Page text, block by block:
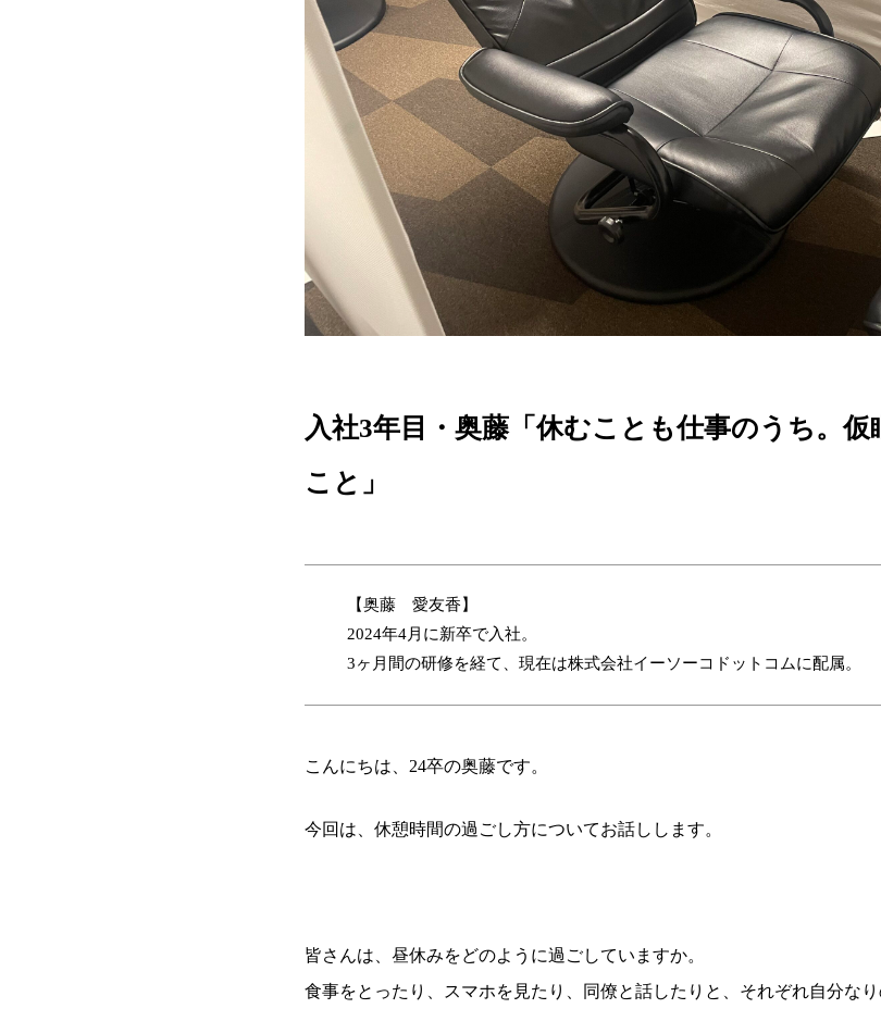
入社3年目・奥藤「休むことも仕事のうち。
こと」
【奥藤 愛友香】
2024年4月に新卒で入社。
3ヶ月間の研修を経て、現在は株式会社イーソーコドットコムに配属。
こんにちは、24卒の奥藤です。
今回は、休憩時間の過ごし方についてお話しします。
皆さんは、昼休みをどのように過ごしていますか。
食事をとったり、スマホを見たり、同僚と話したりと、それぞれ自分なり